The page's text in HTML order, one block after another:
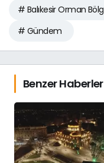
# Balıkesir Orman
# Gündem
Benzer Haberler